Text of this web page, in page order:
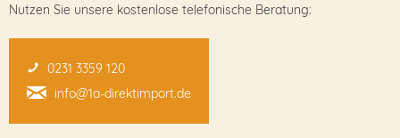
Nutzen Sie unsere kostenlose telefonische Beratung:
0231 3359 120
info@1a-direktimport.de